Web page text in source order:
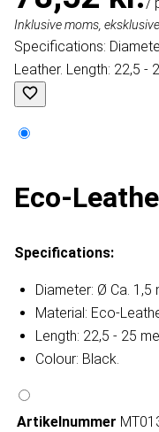
Inklusive moms,
Specifications:
Leather. Length: 22,5 -
Eco-
Specifications:
Diameter: Ø Ca. 1,5
Material: Eco-
Length: 22,5 - 25
Colour: Black.
Artikelnummer